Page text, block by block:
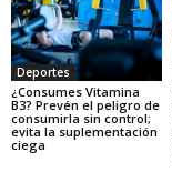
Deportes
¿Consumes Vitamina
B3? Prevén el peligro de
consumirla sin control;
evita la suplementación
ciega